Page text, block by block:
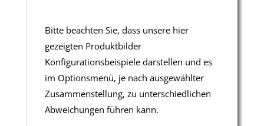
Bitte beachten Sie, dass unsere hier
gezeigten Produktbilder
Konfigurationsbeispiele darstellen und es
im Optionsmenü, je nach ausgewählter
Zusammenstellung, zu unterschiedlichen
Abweichungen führen kann.